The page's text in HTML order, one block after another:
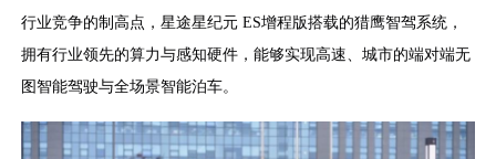
行业竞争的制高点，星途星纪元 ES增程版搭载的猎鹰智驾系统，
拥有行业领先的算力与感知硬件，能够实现高速、城市的端对端无
图智能驾驶与全场景智能泊车。